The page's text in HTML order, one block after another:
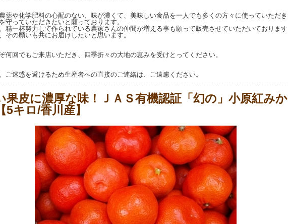
薬や化学肥料の心配のない、味が濃くて、美味しい食品を一人でも多くの方々に使っていただき
守っていただきたいと願っております。
精一杯努力して作られている農家さんの仲間が増える事も願って販売させていただいております
その願いも共にお届けしたいと思います。
何回でもご来店いただき、四季折々の大地の恵みを受けとってください。
ご迷惑を避けるため生産者への直接のご連絡は、ご遠慮ください。
果皮に濃厚な味！ＪＡＳ有機認証「幻の」小原紅みか
5キロ/香川産】